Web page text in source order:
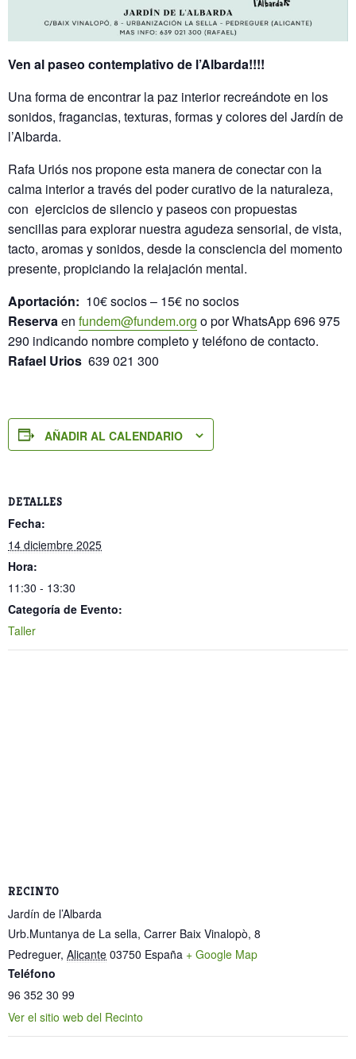
Ven al paseo contemplativo de l’Albarda!!!!
Una forma de encontrar la paz interior recreándote en los
sonidos, fragancias, texturas, formas y colores del Jardín de
l’Albarda.
Rafa Uriós nos propone esta manera de conectar con la
calma interior a través del poder curativo de la naturaleza,
con ejercicios de silencio y paseos con propuestas
sencillas para explorar nuestra agudeza sensorial, de vista,
tacto, aromas y sonidos, desde la consciencia del momento
presente, propiciando la relajación mental.
Aportación: 10€ socios – 15€ no socios
Reservaen fundem@fundem.org o por WhatsApp 696 975
290 indicando nombre completo y teléfono de contacto.
Rafael Urios 639 021 300
AÑADIR AL CALENDARIO
DETALLES
Fecha:
14 diciembre 2025
Hora:
11:30 - 13:30
Categoría de Evento:
Taller
RECINTO
Jardín de l’Albarda
Urb.Muntanya de La sella, Carrer Baix Vinalopò, 8
Pedreguer, Alicante 03750 España + Google Map
Teléfono
96 352 30 99
Ver el sitio web del Recinto